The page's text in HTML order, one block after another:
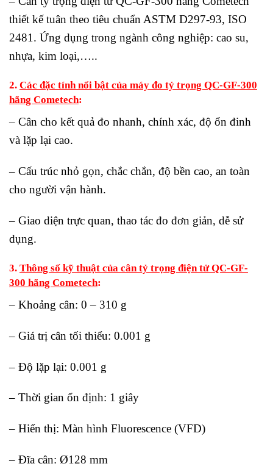
thiết kế tuân theo tiêu chuẩn ASTM D297-93, ISO
2481. Ứng dụng trong ngành công nghiệp: cao su,
nhựa, kim loại,…..
2. Các đặc tính nổi bật của máy đo tỷ trọng QC-GF-300
hãng Cometech:
– Cân cho kết quả đo nhanh, chính xác, độ ổn đinh
và lặp lại cao.
– Cấu trúc nhỏ gọn, chắc chắn, độ bền cao, an toàn
cho người vận hành.
– Giao diện trực quan, thao tác đo đơn giản, dễ sử
dụng.
3. Thông số kỹ thuật của cân tỷ trọng điện tử QC-GF-
300 hãng Cometech:
– Khoảng cân: 0 – 310 g
– Giá trị cân tối thiểu: 0.001 g
– Độ lặp lại: 0.001 g
– Thời gian ổn định: 1 giây
– Hiển thị: Màn hình Fluorescence (VFD)
– Đĩa cân: Ø128 mm